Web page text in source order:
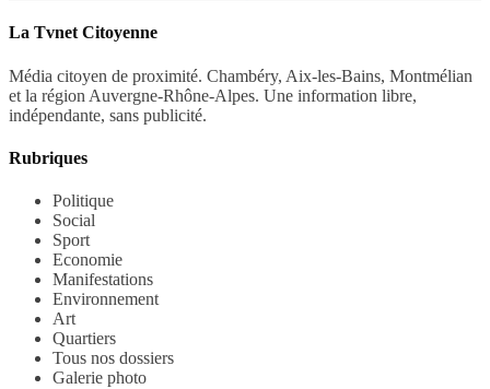
La Tvnet Citoyenne
Média citoyen de proximité. Chambéry, Aix-les-Bains, Montmélian
et la région Auvergne-Rhône-Alpes. Une information libre,
indépendante, sans publicité.
Rubriques
Politique
Social
Sport
Economie
Manifestations
Environnement
Art
Quartiers
Tous nos dossiers
Galerie photo